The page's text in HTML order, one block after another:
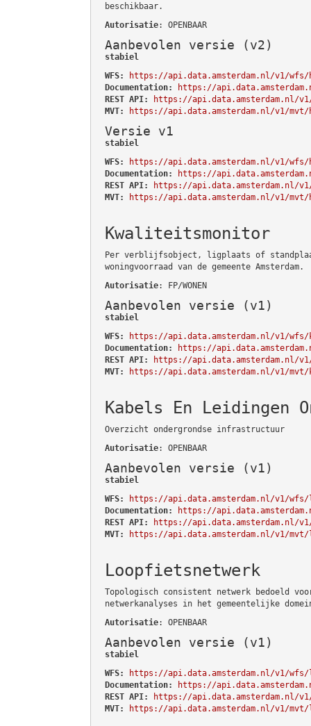
beschikbaar.
Autorisatie: OPENBAAR
Aanbevolen versie (v2)
stabiel
WFS:
https://api.data.amsterdam.nl/v1/
Documentation:
https://
REST API:
https://api.data.amsterdam.nl/
MVT:
https://api.data.amsterdam.nl/v1/
Versie v1
stabiel
WFS:
https://api.data.amsterdam.nl/v1/
Documentation:
https://
REST API:
https://api.data.amsterdam.nl/
MVT:
https://api.data.amsterdam.nl/v1/
Kwaliteitsmonitor
Per verblijfsobject, ligplaats of
woningvoorraad van de gemeente Amsterdam.
Autorisatie: FP/WONEN
Aanbevolen versie (v1)
stabiel
WFS:
https://api.data.amsterdam.nl/v1/
Documentation:
https://
REST API:
https://api.data.amsterdam.nl/
MVT:
https://api.data.amsterdam.nl/v1/
Kabels En Leidingen
Overzicht ondergrondse infrastructuur
Autorisatie: OPENBAAR
Aanbevolen versie (v1)
stabiel
WFS:
https://api.data.amsterdam.nl/v1/
Documentation:
https://
REST API:
https://api.data.amsterdam.nl/
MVT:
https://api.data.amsterdam.nl/v1/
Loopfietsnetwerk
Topologisch consistent netwerk bedoeld
netwerkanalyses in het gemeentelijke
Autorisatie: OPENBAAR
Aanbevolen versie (v1)
stabiel
WFS:
https://api.data.amsterdam.nl/v1/
Documentation:
https://
REST API:
https://api.data.amsterdam.nl/
MVT:
https://api.data.amsterdam.nl/v1/